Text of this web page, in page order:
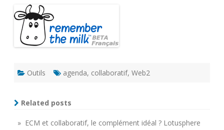
Outils agenda, collaboratif, Web2
Related posts
» ECM et collaboratif, le complément idéal ? Lotusphere